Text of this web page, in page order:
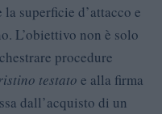
superficie d’attacco e
L’obiettivo non è solo
procedure
testato e alla firma
dall’acquisto di un